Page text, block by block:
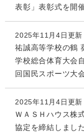
表彰」表彰式を開
2025年11月4日更新
祐誠高等学校の鶴
学校総合体育大会
回国民スポーツ大
2025年11月4日更新
ＷＡＳＨハウス株
協定を締結しました